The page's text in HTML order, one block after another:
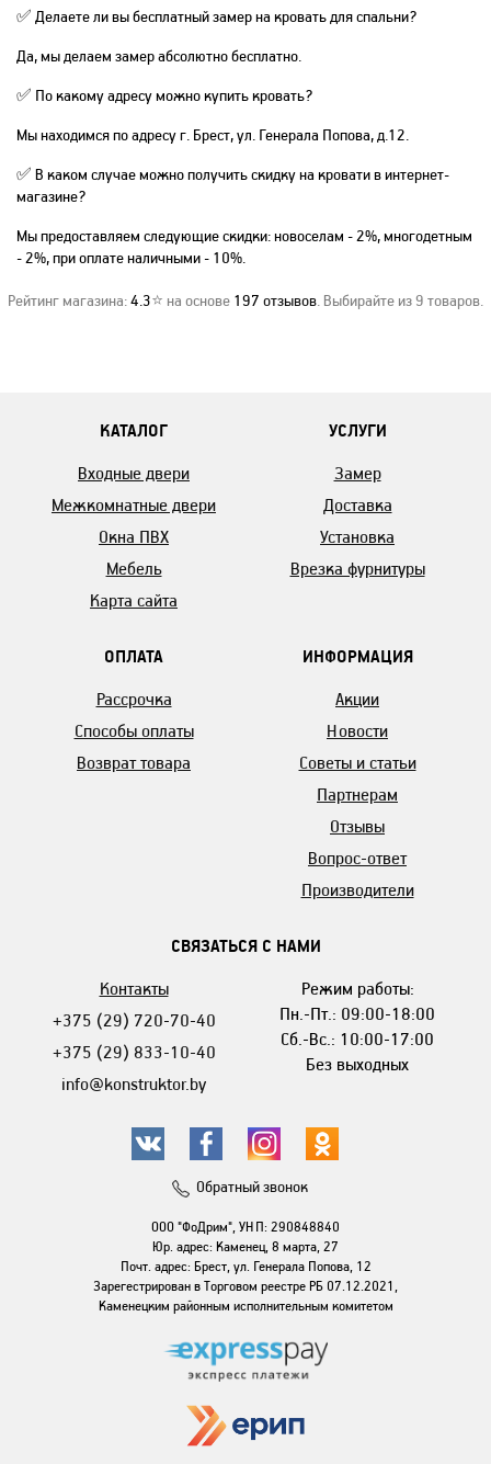
✅ Делаете ли вы бесплатный замер на кровать для спальни?
Да, мы делаем замер абсолютно бесплатно.
✅ По какому адресу можно купить кровать?
Мы находимся по адресу г. Брест, ул. Генерала Попова, д.12.
✅ В каком случае можно получить скидку на кровати в интернет-
магазине?
Мы предоставляем следующие скидки: новоселам - 2%, многодетным
- 2%, при оплате наличными - 10%.
Рейтинг магазина:4.3⭐ на основе 197 отзывов. Выбирайте из 9 товаров.
КАТАЛОГ
Входные двери
Межкомнатные двери
Окна ПВХ
Мебель
Карта сайта
УСЛУГИ
Замер
Доставка
Установка
Врезка фурнитуры
ОПЛАТА
Рассрочка
Способы оплаты
Возврат товара
ИНФОРМАЦИЯ
Акции
Новости
Советы и статьи
Партнерам
Отзывы
Вопрос-ответ
Производители
СВЯЗАТЬСЯ С НАМИ
Контакты
+375 (29) 720-70-40
+375 (29) 833-10-40
info@konstruktor.by
Режим работы:
Пн.-Пт.: 09:00-18:00
Сб.-Вс.: 10:00-17:00
Без выходных
Обратный звонок
ООО "ФоДрим", УНП: 290848840
Юр. адрес: Каменец, 8 марта, 27
Почт. адрес: Брест, ул. Генерала Попова, 12
Зарегестрирован в Торговом реестре РБ 07.12.2021,
Каменецким районным исполнительным комитетом